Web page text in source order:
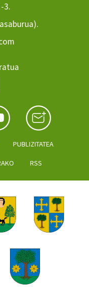
3.
PUBLIZITATEA
RSS